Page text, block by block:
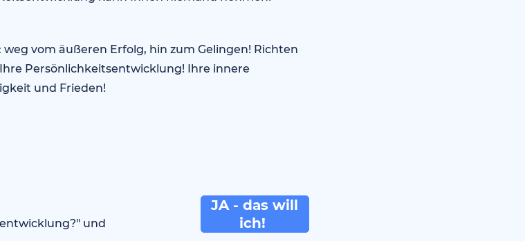
vom äußeren Erfolg, hin zum Gelingen! Richten
Persönlichkeitsentwicklung! Ihre innere
und Frieden!
und
JA - das will
ich!